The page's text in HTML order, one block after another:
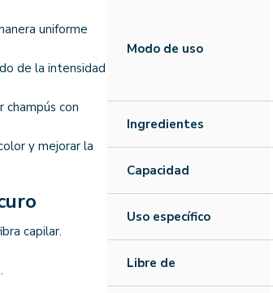
uniforme
de la intensidad
con
y mejorar la
capilar.
Modo de uso
Ingredientes
Capacidad
Uso específico
Libre de